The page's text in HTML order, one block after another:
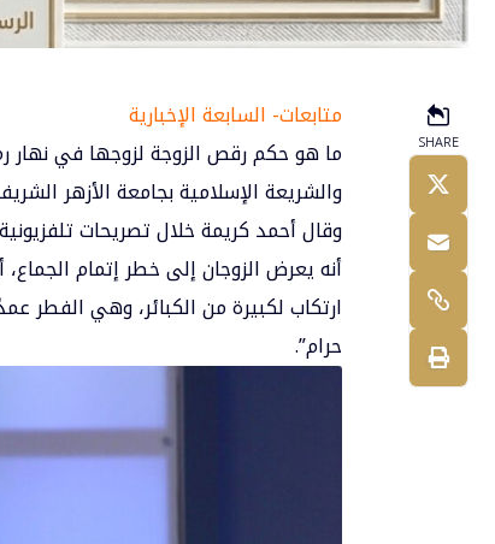
SHARE
متابعات- السابعة الإخبارية
ما هو حكم رقص الزوجة لزوجها في نهار
والشريعة الإسلامية بجامعة الأزهر
وقالأحمد كريمةخلال تصريحات
أنه يعرض الزوجان إلى خطر إتمام
ارتكاب لكبيرة من الكبائر، وهي الفطر
حرام”.